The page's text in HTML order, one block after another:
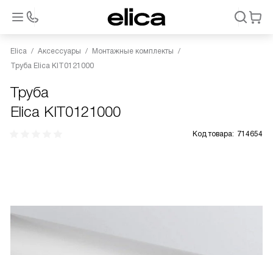
Elica Аксессуары
Монтажные комплекты
Труба Elica KIT0121000
Труба
Elica KIT0121000
Код товара: 714654